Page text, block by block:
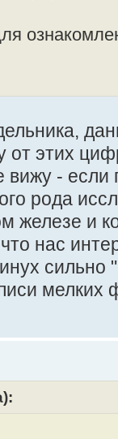
от этих
вижу -
рода
железе и
нас
сильно
мелких